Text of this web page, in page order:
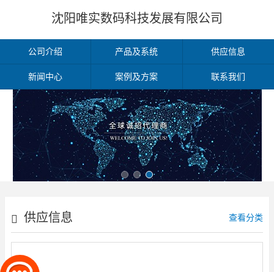
沈阳唯实数码科技发展有限公司
公司介绍 产品及系统 供应信息
新闻中心 案例及方案 联系我们
供应信息 查看分类